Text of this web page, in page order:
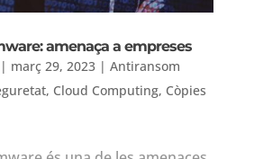
amenaça a empreses
| març 29, 2023| Antiransom
, Cloud Computing, Còpies